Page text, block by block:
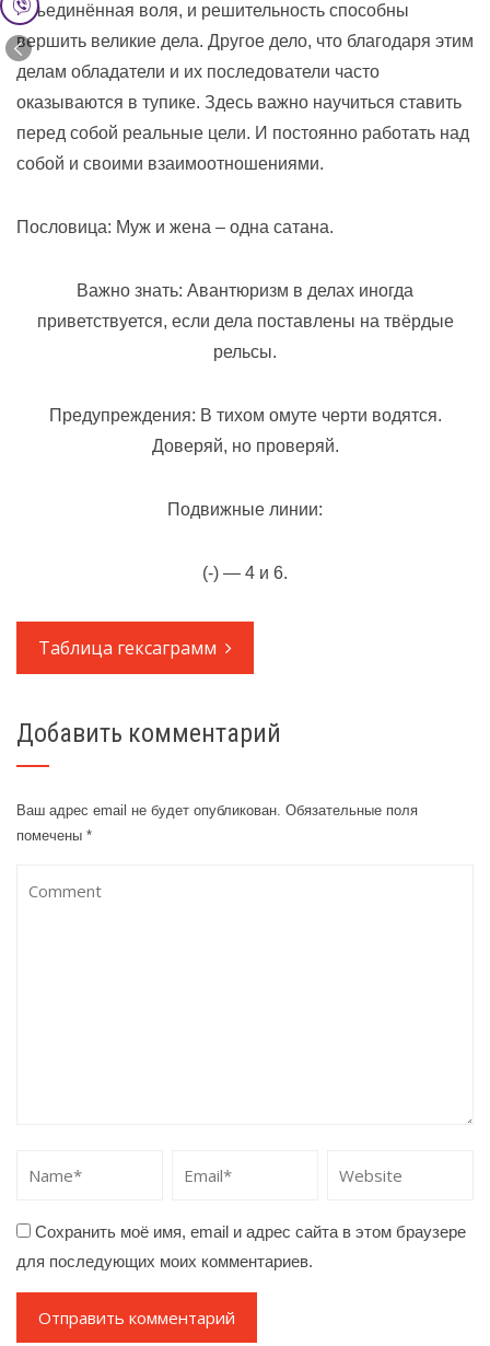
объединённая воля, и решительность способны
вершить великие дела. Другое дело, что благодаря этим
делам обладатели и их последователи часто
оказываются в тупике. Здесь важно научиться ставить
перед собой реальные цели. И постоянно работать над
собой и своими взаимоотношениями.
Пословица: Муж и жена – одна сатана.
Важно знать: Авантюризм в делах иногда
приветствуется, если дела поставлены на твёрдые
рельсы.
Предупреждения: В тихом омуте черти водятся.
Доверяй, но проверяй.
Подвижные линии:
(-) — 4 и 6.
Таблица гексаграмм
Добавить комментарий
Ваш адрес email не будет опубликован. Обязательные поля
помечены *
Сохранить моё имя, email и адрес сайта в этом браузере
для последующих моих комментариев.